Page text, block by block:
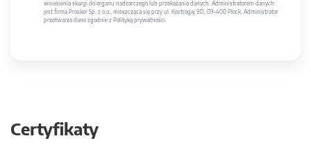
wniesienia skargi do organu nadzorczego lub przekazania danych. Administratorem danych
jest firma Prosker Sp. z o.o., mieszcząca się przy ul. Kostrogaj 9D, 09-400 Płock. Administrator
przetwarza dane zgodnie z Polityką prywatności.
Certyfikaty